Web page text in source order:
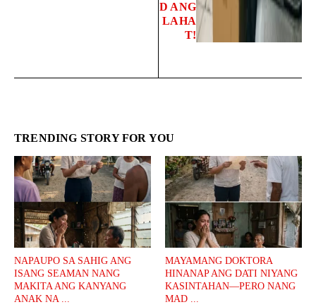
D ANG
LAHA
T!
TRENDING STORY FOR YOU
NAPAUPO SA SAHIG ANG
ISANG SEAMAN NANG
MAKITA ANG KANYANG
ANAK NA ...
MAYAMANG DOKTORA
HINANAP ANG DATI NIYANG
KASINTAHAN—PERO NANG
MAD ...